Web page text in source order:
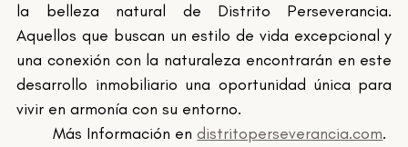
la belleza natural de Distrito Perseverancia.
Aquellos que buscan un estilo de vida excepcional y
una conexión con la naturaleza encontrarán en este
desarrollo inmobiliario una oportunidad única para
vivir en armonía con su entorno.
	Más Información en
distritoperseverancia.com.